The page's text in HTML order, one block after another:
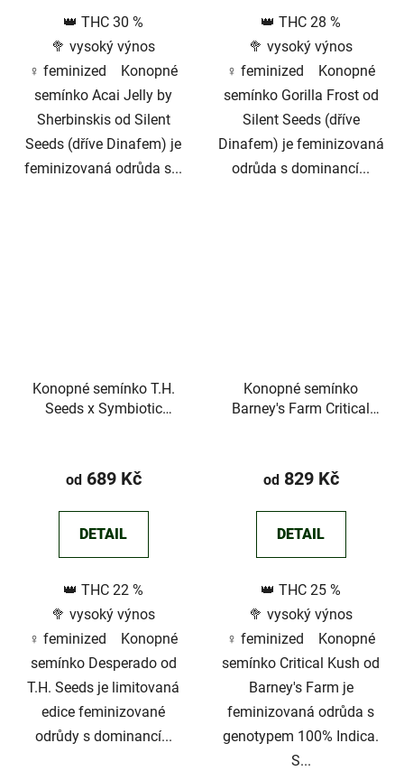
👑 THC 30 %
🥦 vysoký výnos
♀️ feminized Konopné
semínko Acai Jelly by
Sherbinskis od Silent
Seeds (dříve Dinafem) je
feminizovaná odrůda s...
5
hvězdiček.
👑 THC 28 %
🥦 vysoký výnos
♀️ feminized Konopné
semínko Gorilla Frost od
Silent Seeds (dříve
Dinafem) je feminizovaná
odrůda s dominancí...
Konopné semínko T.H.
Seeds x Symbiotic
od689 Kč
DETAIL
👑 THC 22 %
🥦 vysoký výnos
♀️ feminized Konopné
semínko Desperado od
T.H. Seeds je limitovaná
edice feminizované
odrůdy s dominancí...
Konopné semínko
Barney's Farm Critical
od829 Kč
DETAIL
👑 THC 25 %
🥦 vysoký výnos
♀️ feminized Konopné
semínko Critical Kush od
Barney's Farm je
feminizovaná odrůda s
genotypem 100% Indica.
S...